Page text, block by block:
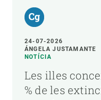
24-07-2026
ÁNGELA JUSTAMANTE
NOTÍCIA
Les illes
% de les